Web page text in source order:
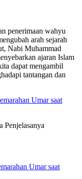
penerimaan wahyu
arah sejarah
Nabi Muhammad
ajaran Islam
dapat mengambil
tantangan dan
Umar saat
Penjelasanya
Umar saat